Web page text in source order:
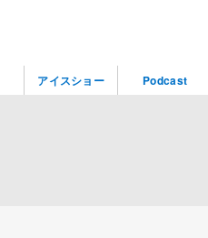
アイスショー Podcast